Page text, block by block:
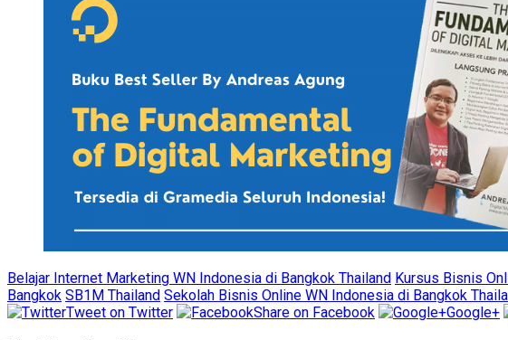
Belajar Internet Marketing WN Indonesia di Bangkok Thailand Kursus Bisnis
Bangkok SB1M Thailand Sekolah Bisnis Online WN Indonesia di Bangkok
Tweet on Twitter
Share on Facebook Google+